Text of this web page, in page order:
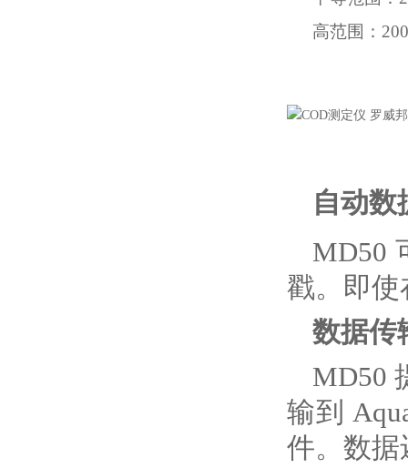
高范围：
自动数
MD50
戳。即
数据传
MD50
输到
件。数据